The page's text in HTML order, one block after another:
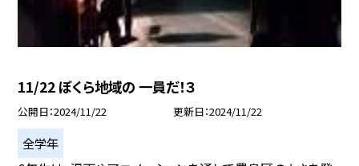
11/22 ぼくら地域の 一員だ！３
公開日 2024/11/22 更新日 2024/11/22
全学年